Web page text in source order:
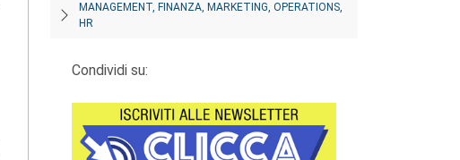
MANAGEMENT, FINANZA, MARKETING, OPERATIONS,
HR
Condividi su: